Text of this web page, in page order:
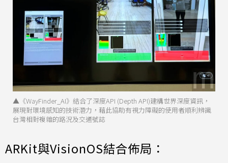
▲《WayFinder_AI》結合了深度API (Depth API)建構世界深度資訊，
展現對環境感知的技術潛力，藉此協助有視力障礙的使用者順利辨識
台灣相對複雜的路況及交通號誌
ARKit與VisionOS結合佈局：